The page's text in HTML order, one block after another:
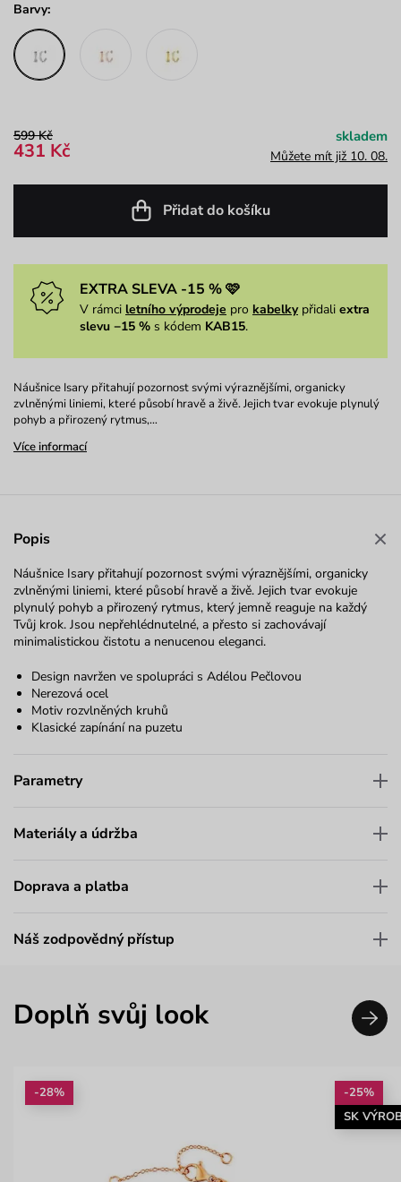
Barvy:
599 Kč
431 Kč
skladem
Můžete mít již 10. 08.
Přidat do košíku
EXTRA SLEVA -15 % 🩷
V rámci letního výprodeje pro kabelkypřidali extra
slevu −15 % s kódem KAB15.
Náušnice Isary přitahují pozornost svými výraznějšími, organicky
zvlněnými liniemi, které působí hravě a živě. Jejich tvar evokuje plynulý
pohyb a přirozený rytmus,…
Více informací
Popis
Náušnice Isary přitahují pozornost svými výraznějšími, organicky
zvlněnými liniemi, které působí hravě a živě. Jejich tvar evokuje
plynulý pohyb a přirozený rytmus, který jemně reaguje na každý
Tvůj krok. Jsou nepřehlédnutelné, a přesto si zachovávají
minimalistickou čistotu a nenucenou eleganci.
Design navržen ve spolupráci s Adélou Pečlovou
Nerezová ocel
Motiv rozvlněných kruhů
Klasické zapínání na puzetu
Parametry
Materiály a údržba
Doprava a platba
Náš zodpovědný přístup
Doplň svůj look
-28%
-25%
SK